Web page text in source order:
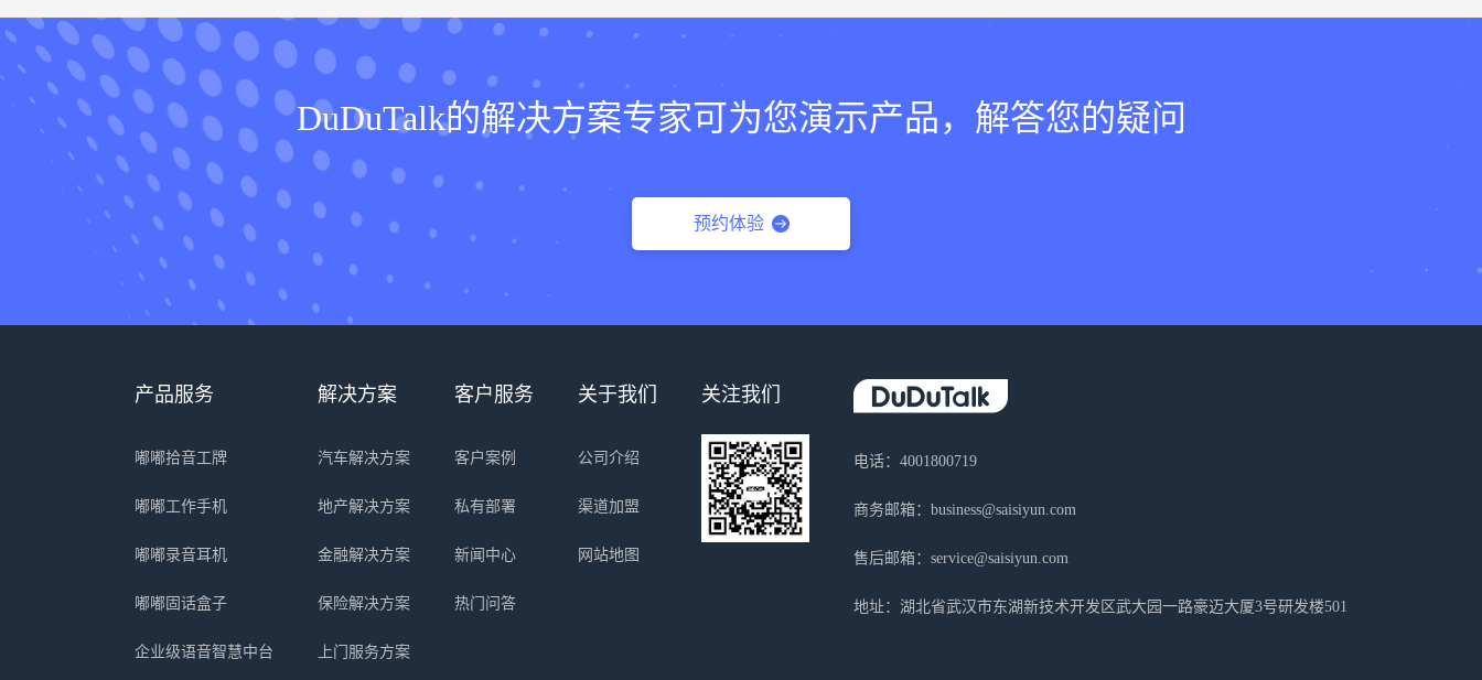
DuDuTalk的解决方案专家可为您演示产品，解答您的疑问
预约体验
产品服务
嘟嘟拾音工牌
嘟嘟工作手机
嘟嘟录音耳机
嘟嘟固话盒子
企业级语音智慧中台
解决方案
汽车解决方案
地产解决方案
金融解决方案
保险解决方案
上门服务方案
客户服务
客户案例
私有部署
新闻中心
热门问答
关于我们
公司介绍
渠道加盟
网站地图
关注我们
电话：4001800719
商务邮箱：business@saisiyun.com
售后邮箱：service@saisiyun.com
地址：湖北省武汉市东湖新技术开发区武大园一路豪迈大厦3号研发楼501